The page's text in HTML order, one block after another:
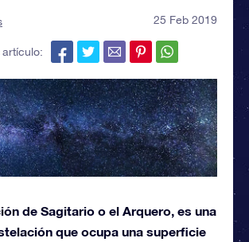
25 Feb 2019
de Sagitario o el Arquero, es una
que ocupa una superficie